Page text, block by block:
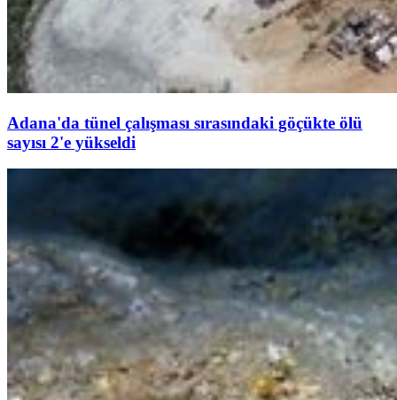
Adana'da tünel çalışması sırasındaki göçükte ölü
sayısı 2'e yükseldi